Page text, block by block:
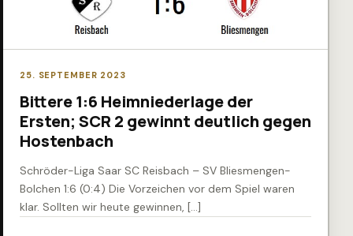
25. SEPTEMBER 2023
Bittere 1:6 Heimniederlage der
Ersten; SCR 2 gewinnt deutlich gegen
Hostenbach
Schröder-Liga Saar SC Reisbach – SV Bliesmengen-
Bolchen 1:6 (0:4) Die Vorzeichen vor dem Spiel waren
klar. Sollten wir heute gewinnen, […]